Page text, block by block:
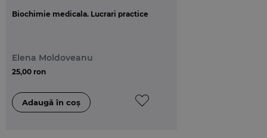
Biochimie medicala. Lucrari practice
Elena Moldoveanu
25,00 ron